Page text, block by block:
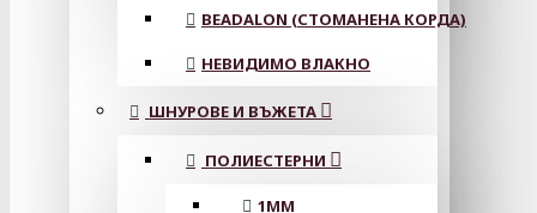
BEADALON (СТОМАНЕНА КОРДА)
НЕВИДИМО ВЛАКНО
ШНУРОВЕ И ВЪЖЕТА
ПОЛИЕСТЕРНИ
1ММ